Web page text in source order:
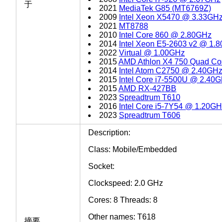
于
2021 MediaTek G85 (MT6769Z)
2009 Intel Xeon X5470 @ 3.33GHz
2021 MT8788
2010 Intel Core 860 @ 2.80GHz
2014 Intel Xeon E5-2603 v2 @
2022 Virtual @ 1.00GHz
2015AMD Athlon X4 750 Quad
2014 Intel Atom C2750 @ 2.40GHz
2015 Intel Core i7-5500U @
2015AMD RX-427BB
2023 Spreadtrum T610
2016 Intel Core i5-7Y54 @
2023 Spreadtrum T606
Description:
Class: Mobile/Embedded
Socket:
Clockspeed: 2.0 GHz
Cores: 8 Threads: 8
Other names: T618